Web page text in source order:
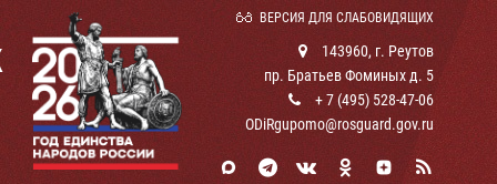
ВЕРСИЯ ДЛЯ СЛАБОВИДЯЩИХ
143960, г. Реутов
пр. Братьев Фоминых д. 5
+ 7 (495) 528-47-06
ODiRgupomo@rosguard.gov.ru